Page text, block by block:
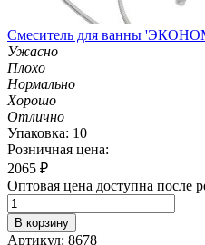
Смеситель для ванны
Ужасно
Плохо
Нормально
Хорошо
Отлично
Упаковка: 10
Розничная цена:
2065 ₽
Оптовая цена доступна после
В корзину
Артикул: 8678